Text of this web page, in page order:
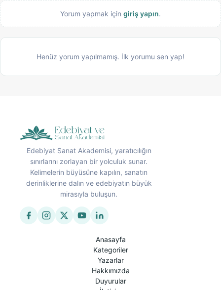
Yorum yapmak için giriş yapın.
Henüz yorum yapılmamış. İlk yorumu sen yap!
Edebiyat Sanat Akademisi, yaratıcılığın
sınırlarını zorlayan bir yolculuk sunar.
Kelimelerin büyüsüne kapılın, sanatın
derinliklerine dalın ve edebiyatın büyük
mirasıyla buluşun.
Anasayfa
Kategoriler
Yazarlar
Hakkımızda
Duyurular